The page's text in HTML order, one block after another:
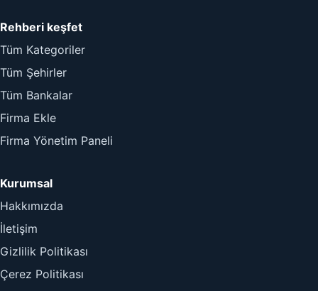
Rehberi keşfet
Tüm Kategoriler
Tüm Şehirler
Tüm Bankalar
Firma Ekle
Firma Yönetim Paneli
Kurumsal
Hakkımızda
İletişim
Gizlilik Politikası
Çerez Politikası